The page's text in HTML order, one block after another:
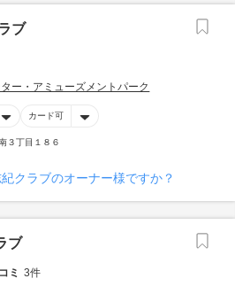
ブ
ー・アミューズメントパーク
カード可
３丁目１８６
クラブのオーナー様ですか？
ブ
ミ 3件